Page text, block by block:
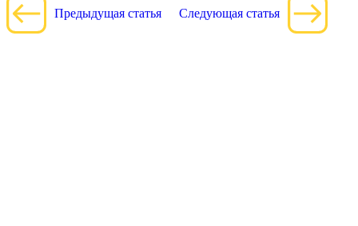
Предыдущая статья Следующая статья